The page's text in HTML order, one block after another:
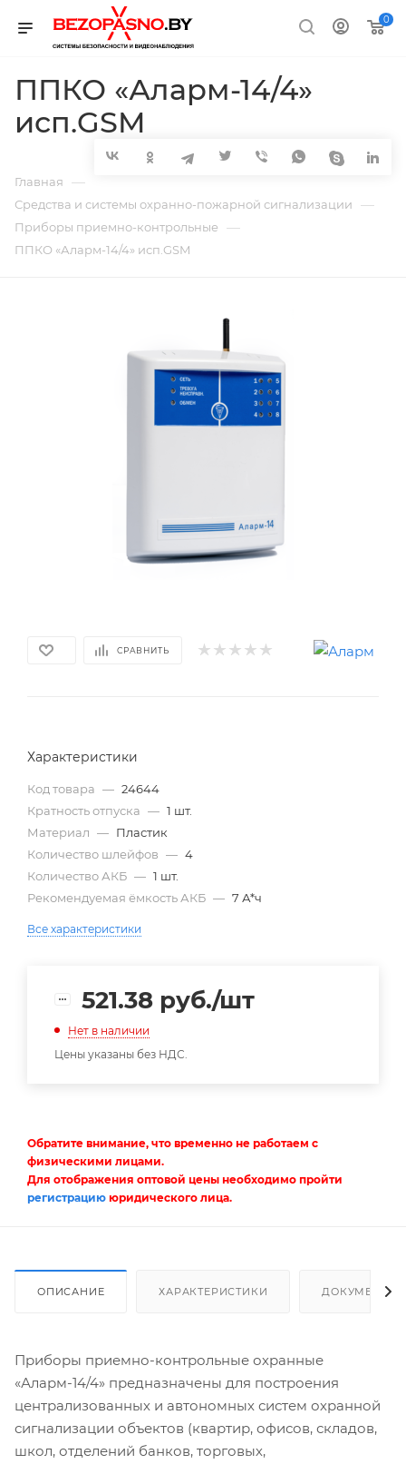
0
ППКО «Аларм-14/4»
исп.GSM
Главная —
Средства и системы охранно-пожарной сигнализации —
Приборы приемно-контрольные —
ППКО «Аларм-14/4» исп.GSM
СРАВНИТЬ
Характеристики
Код товара — 24644
Кратность отпуска — 1 шт.
Материал — Пластик
Количество шлейфов — 4
Количество АКБ — 1 шт.
Рекомендуемая ёмкость АКБ — 7 А*ч
Все характеристики
521.38 руб./шт
Нет в наличии
Цены указаны без НДС.
Обратите внимание, что временно не работаем с
физическими лицами.
Для отображения оптовой цены необходимо пройти
регистрацию юридического лица.
ОПИСАНИЕ ХАРАКТЕРИСТИКИ ДОКУМЕНТЫ
Приборы приемно-контрольные охранные
«Аларм-14/4» предназначены для построения
централизованных и автономных систем охранной
сигнализации объектов (квартир, офисов, складов,
школ, отделений банков, торговых,